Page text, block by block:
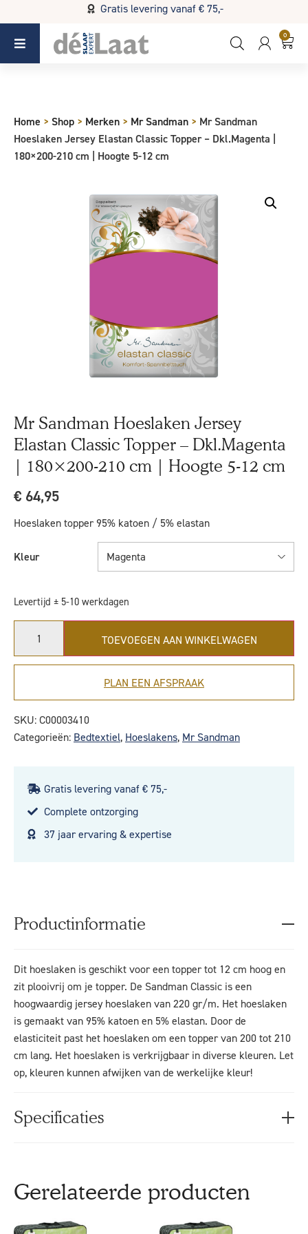
Gratis levering vanaf € 75,-
Koopzondag 29 maart in Bladel van 13.00 - 17.00
0
Home > Shop > Merken > Mr Sandman > Mr Sandman
Hoeslaken Jersey Elastan Classic Topper – Dkl.Magenta |
180×200-210 cm | Hoogte 5-12 cm
Mr Sandman Hoeslaken Jersey
Elastan Classic Topper – Dkl.Magenta
| 180×200-210 cm | Hoogte 5-12 cm
€ 64,95
Hoeslaken topper 95% katoen / 5% elastan
Kleur Magenta
Levertijd ± 5-10 werkdagen
TOEVOEGEN AAN WINKELWAGEN
PLAN EEN AFSPRAAK
SKU:C00003410
Categorieën: Bedtextiel, Hoeslakens, Mr Sandman
Gratis levering vanaf € 75,-
Complete ontzorging
37 jaar ervaring & expertise
Productinformatie
Dit hoeslaken is geschikt voor een topper tot 12 cm hoog en
zit plooivrij om je topper. De Sandman Classic is een
hoogwaardig jersey hoeslaken van 220 gr/m. Het hoeslaken
is gemaakt van 95% katoen en 5% elastan. Door de
elasticiteit past het hoeslaken om een topper van 200 tot 210
cm lang. Het hoeslaken is verkrijgbaar in diverse kleuren. Let
op, kleuren kunnen afwijken van de werkelijke kleur!
Specificaties
Gerelateerde producten